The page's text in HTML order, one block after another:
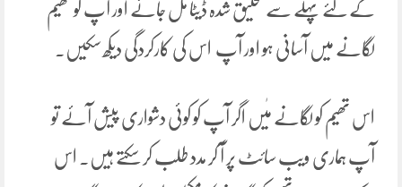
کے لئے پہلے سے تخلیق شدہ ڈیٹا مل جائے اور آپ کو تھیم
لگانے میں آسانی ہو اور آپ اس کی کارکردگی دیکھ سکیں۔
اس تھیم کو لگانے مٰیں اگر آپ کو کوئی دشواری پیش آئے تو
آپ ہماری ویب سائٹ پر آ کر مدد طلب کر سکتے ہیں۔ اس